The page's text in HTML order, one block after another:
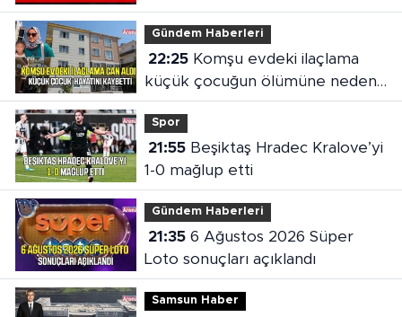
Gündem Haberleri
22:25Komşu evdeki ilaçlama
küçük çocuğun ölümüne neden
oldu
Spor
21:55Beşiktaş Hradec Kralove’yi
1-0 mağlup etti
Gündem Haberleri
21:356 Ağustos 2026 Süper
Loto sonuçları açıklandı
Samsun Haber